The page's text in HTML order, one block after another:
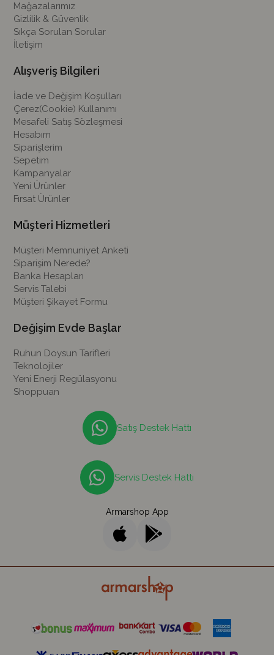
Mağazalarımız
Gizlilik & Güvenlik
Sıkça Sorulan Sorular
İletişim
Alışveriş Bilgileri
İade ve Değişim Koşulları
Çerez(Cookie) Kullanımı
Mesafeli Satış Sözleşmesi
Hesabım
Siparişlerim
Sepetim
Kampanyalar
Yeni Ürünler
Fırsat Ürünler
Müşteri Hizmetleri
Müşteri Memnuniyet Anketi
Siparişim Nerede?
Banka Hesapları
Servis Talebi
Müşteri Şikayet Formu
Değişim Evde Başlar
Ruhun Doysun Tarifleri
Teknolojiler
Yeni Enerji Regülasyonu
Shoppuan
Satış Destek Hattı
Servis Destek Hattı
Armarshop App